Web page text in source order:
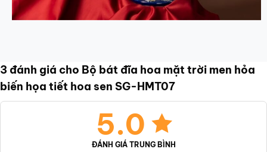
3 đánh giá cho Bộ bát đĩa hoa mặt trời men hỏa
biến họa tiết hoa sen SG-HMT07
5.0
ĐÁNH GIÁ TRUNG BÌNH